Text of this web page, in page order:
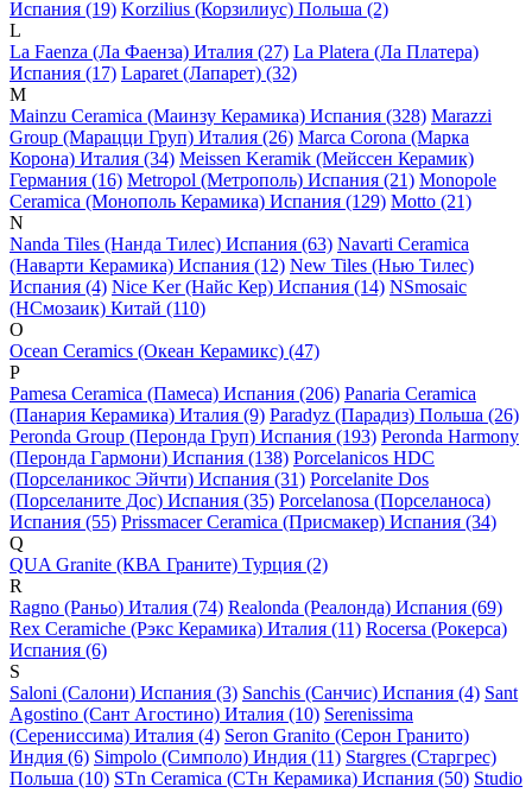
Испания (19) Korzilius (Корзилиус) Польша (2)
L
La Faenza (Ла Фаенза) Италия (27) La Platera (Ла Платера)
Испания (17) Laparet (Лапарет) (32)
M
Mainzu Ceramica (Маинзу Керамика) Испания (328) Marazzi
Group (Марацци Груп) Италия (26) Marca Corona (Марка
Корона) Италия (34) Meissen Keramik (Мейсcен Керамик)
Германия (16) Metropol (Метрополь) Испания (21) Monopole
Ceramica (Монополь Керамика) Испания (129) Motto (21)
N
Nanda Tiles (Нанда Тилес) Испания (63) Navarti Ceramica
(Наварти Керамика) Испания (12) New Tiles (Нью Тилес)
Испания (4) Nice Ker (Найс Кер) Испания (14) NSmosaic
(НСмозаик) Китай (110)
O
Ocean Ceramics (Океан Керамикс) (47)
P
Pamesa Ceramica (Памеса) Испания (206) Panaria Ceramica
(Панария Керамика) Италия (9) Paradyz (Парадиз) Польша (26)
Peronda Group (Перонда Груп) Испания (193) Peronda Harmony
(Перонда Гармони) Испания (138) Porcelanicos HDC
(Порселаникос Эйчти) Испания (31) Porcelanite Dos
(Порселаните Дос) Испания (35) Porcelanosa (Порселаноса)
Испания (55) Prissmacer Ceramica (Присмакер) Испания (34)
Q
QUA Granite (КВА Граните) Турция (2)
R
Ragno (Раньо) Италия (74) Realonda (Реалонда) Испания (69)
Rex Ceramiche (Рэкс Керамика) Италия (11) Rocersa (Рокерса)
Испания (6)
S
Saloni (Салони) Испания (3) Sanchis (Санчис) Испания (4) Sant
Agostino (Сант Агостино) Италия (10) Serenissima
(Серениссима) Италия (4) Seron Granito (Серон Гранито)
Индия (6) Simpolo (Симполо) Индия (11) Stargres (Старгрес)
Польша (10) STn Ceramica (СТн Керамика) Испания (50) Studio